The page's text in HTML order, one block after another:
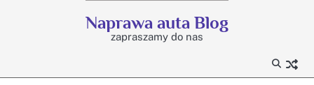
Naprawa auta Blog
zapraszamy do nas